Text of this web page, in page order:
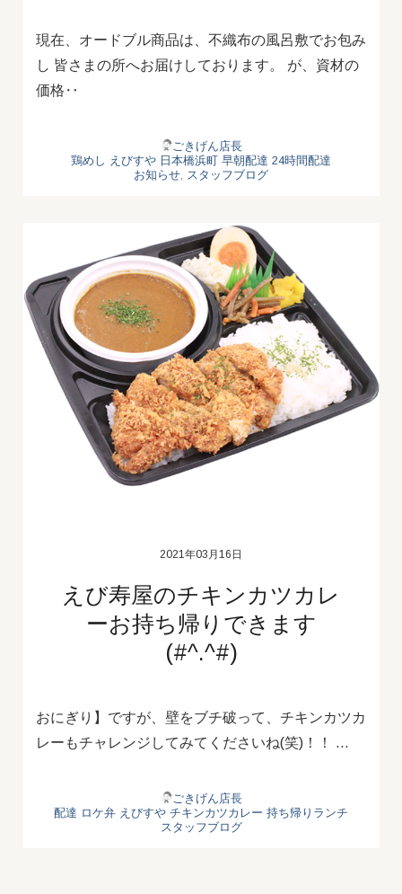
現在、オードブル商品は、不織布の風呂敷でお包み
し 皆さまの所へお届けしております。 が、資材の
価格‥
ごきげん店長
鶏めし えびすや 日本橋浜町 早朝配達 24時間配達
お知らせ スタッフブログ
2021年03月16日
えび寿屋のチキンカツカレ
ーお持ち帰りできます
(#^.^#)
おにぎり】ですが、壁をブチ破って、チキンカツカ
レーもチャレンジしてみてくださいね(笑)！！ …
ごきげん店長
配達 ロケ弁 えびすや チキンカツカレー 持ち帰りランチ
スタッフブログ